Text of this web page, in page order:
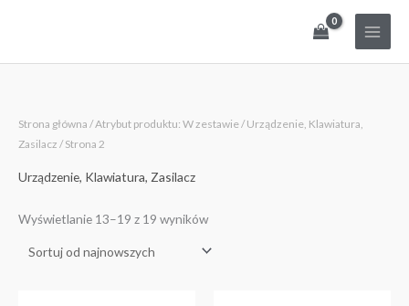
Strona główna / Atrybut produktu: W zestawie /Urządzenie, Klawiatura,
Zasilacz / Strona 2
Urządzenie, Klawiatura, Zasilacz
Wyświetlanie 13–19 z 19 wyników
Posortowane
według